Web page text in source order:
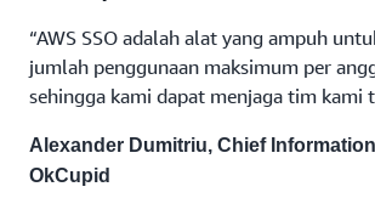
“AWS SSO adalah alat yang ampuh
jumlah penggunaan maksimum per
sehingga kami dapat menjaga tim kami
Alexander Dumitriu, Chief
OkCupid